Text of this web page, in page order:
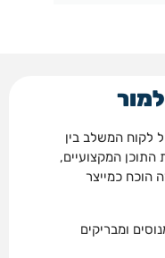
לקוח המשלב בין
המקצועיים,
הוכח כמייצר
ומבריקים